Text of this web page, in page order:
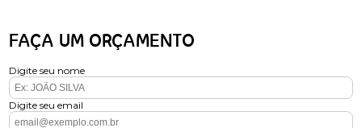
FAÇA UM ORÇAMENTO
Digite seu nome
Digite seu email